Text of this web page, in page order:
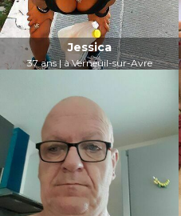
Jessica
37 ans | à Verneuil-sur-Avre
LUI PARLER